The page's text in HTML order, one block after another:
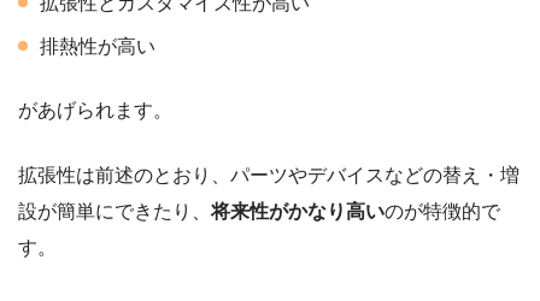
排熱性が高い
があげられます。
拡張性は前述のとおり、パーツやデバイスなどの替え・増
設が簡単にできたり、将来性がかなり高いのが特徴的で
す。